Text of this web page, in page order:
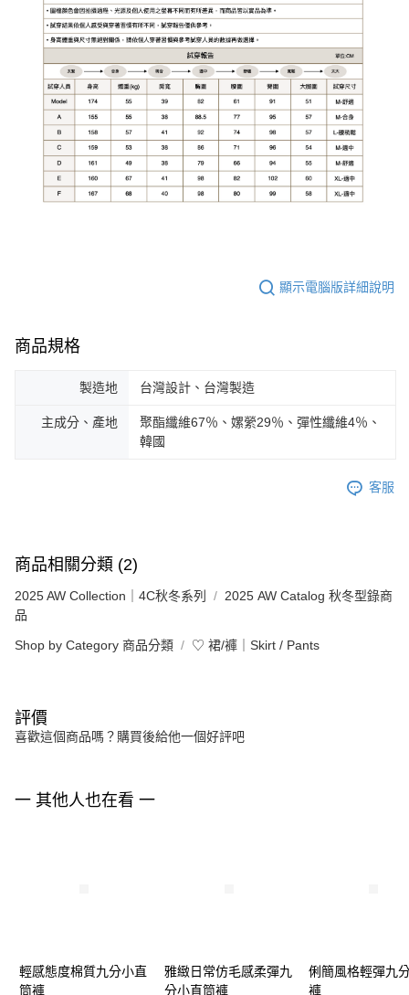
顯示電腦版詳細說明
商品規格
製造地 台灣設計、台灣製造
主成分、產地
聚酯纖維67％、嫘縈29％、彈性纖維4％、
韓國
客服
商品相關分類 (2)
2025 AW Collection｜4C秋冬系列
2025 AW Catalog 秋冬型錄商
品
Shop by Category 商品分類 ♡ 裙/褲｜Skirt / Pants
評價
喜歡這個商品嗎？購買後給他一個好評吧
一 其他人也在看 一
輕感態度棉質九分小直
筒褲
雅緻日常仿毛感柔彈九
分小直筒褲
俐簡風格輕彈九
褲